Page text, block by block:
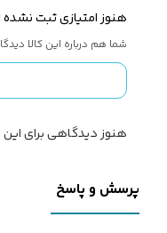
هنوز امتیازی ثبت
شما هم درباره این کالا
هنوز دیدگاهی برای
پرسش و پاسخ